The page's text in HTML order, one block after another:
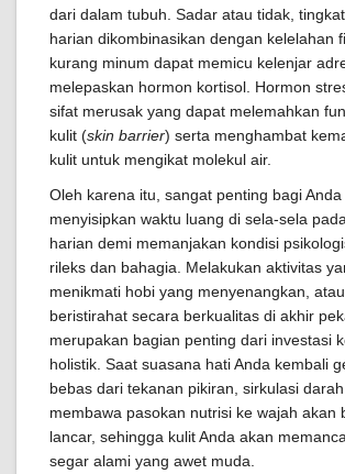
dari dalam tubuh. Sadar atau tidak,
harian dikombinasikan dengan kelelahan
kurang minum dapat memicu kelenjar
melepaskan hormon kortisol. Hormon
sifat merusak yang dapat melemahkan
kulit (skin barrier) serta menghambat
kulit untuk mengikat molekul air.
Oleh karena itu, sangat penting bagi
menyisipkan waktu luang di sela-sela
harian demi memanjakan kondisi
rileks dan bahagia. Melakukan aktivitas
menikmati hobi yang menyenangkan,
beristirahat secara berkualitas di akhir
merupakan bagian penting dari investasi
holistik. Saat suasana hati Anda kembali
bebas dari tekanan pikiran, sirkulasi
membawa pasokan nutrisi ke wajah akan
lancar, sehingga kulit Anda akan
segar alami yang awet muda.